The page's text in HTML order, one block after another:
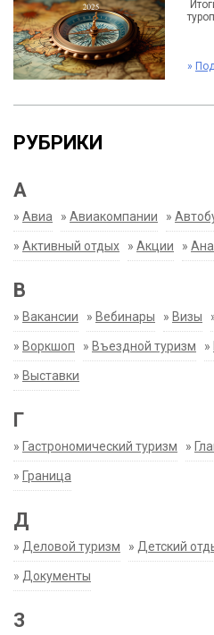
»
РУБРИКИ
А
» Авиа » Авиакомпании »
» Активный отдых » Акции »
В
» Вакансии » Вебинары » Визы
» Воркшоп » Въездной туризм »
» Выставки
Г
» Гастрономический туризм »
» Граница
Д
» Деловой туризм » Детский
» Документы
З